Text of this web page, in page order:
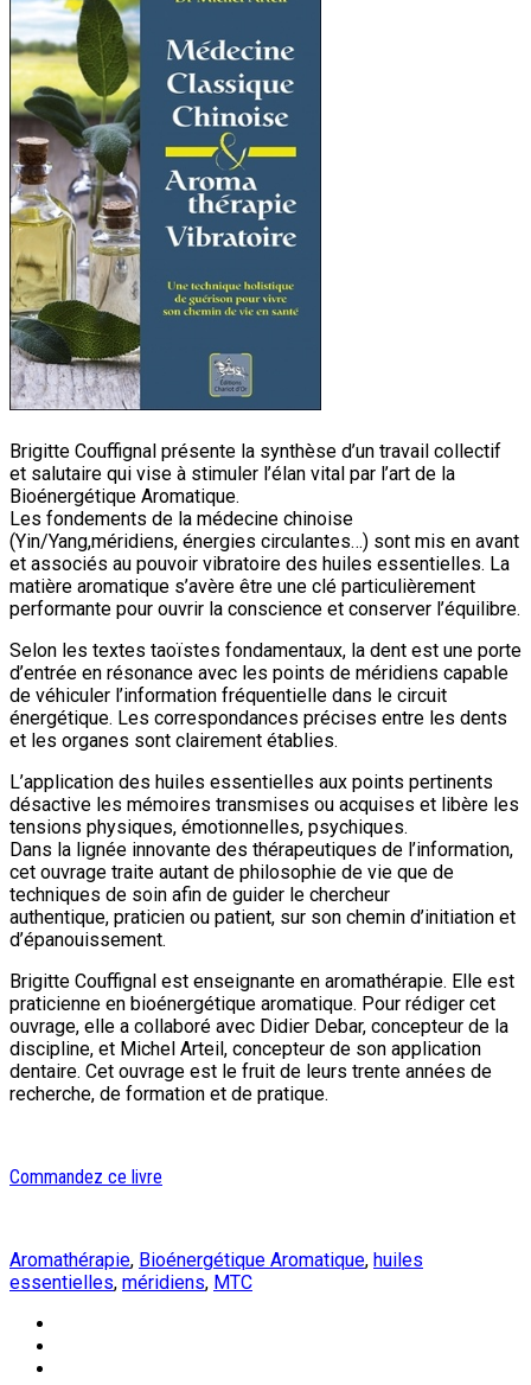
Brigitte Couffignal présente la synthèse d’un travail collectif
et salutaire qui vise à stimuler l’élan vital par l’art de la
Bioénergétique Aromatique.
Les fondements de la médecine chinoise
(Yin/Yang,méridiens, énergies circulantes…) sont mis en avant
et associés au pouvoir vibratoire des huiles essentielles. La
matière aromatique s’avère être une clé particulièrement
performante pour ouvrir la conscience et conserver l’équilibre.
Selon les textes taoïstes fondamentaux, la dent est une porte
d’entrée en résonance avec les points de méridiens capable
de véhiculer l’information fréquentielle dans le circuit
énergétique. Les correspondances précises entre les dents
et les organes sont clairement établies.
L’application des huiles essentielles aux points pertinents
désactive les mémoires transmises ou acquises et libère les
tensions physiques, émotionnelles, psychiques.
Dans la lignée innovante des thérapeutiques de l’information,
cet ouvrage traite autant de philosophie de vie que de
techniques de soin afin de guider le chercheur
authentique, praticien ou patient, sur son chemin d’initiation et
d’épanouissement.
Brigitte Couffignal est enseignante en aromathérapie. Elle est
praticienne en bioénergétique aromatique. Pour rédiger cet
ouvrage, elle a collaboré avec Didier Debar, concepteur de la
discipline, et Michel Arteil, concepteur de son application
dentaire. Cet ouvrage est le fruit de leurs trente années de
recherche, de formation et de pratique.
Commandez ce livre
Aromathérapie, Bioénergétique Aromatique, huiles
essentielles, méridiens, MTC